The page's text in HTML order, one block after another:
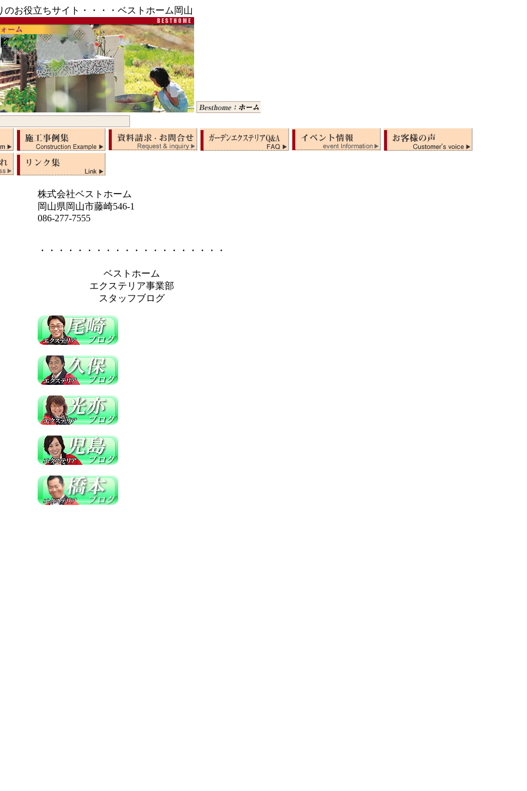
お役立ちサイト・・・・ベストホーム岡山
株式会社ベストホーム
岡山県岡山市藤崎546-1
086-277-7555
・・・・・・・・・・・・・・・・・・・・
ベストホーム
エクステリア事業部
スタッフブログ